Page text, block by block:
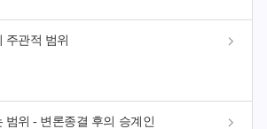
주관적 범위
범위 - 변론종결 후의 승계인